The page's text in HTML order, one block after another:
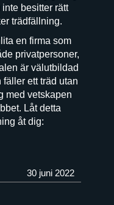
besitter rätt
trädfällning.
en firma som
privatpersoner,
är välutbildad
ett träd utan
med vetskapen
Låt detta
åt dig:
30 juni 2022